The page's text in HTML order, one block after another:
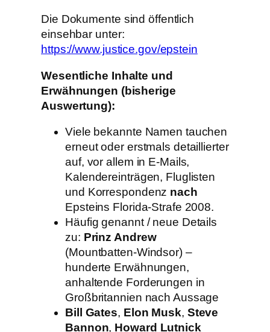
Die Dokumente sind öffentlich
einsehbar unter:
https://www.justice.gov/epstein
Wesentliche Inhalte und
Erwähnungen (bisherige
Auswertung):
Viele bekannte Namen tauchen
erneut oder erstmals detaillierter
auf, vor allem in E-Mails,
Kalendereinträgen, Fluglisten
und Korrespondenz nach
Epsteins Florida-Strafe 2008.
Häufig genannt / neue Details
zu: Prinz Andrew
(Mountbatten-Windsor) –
hunderte Erwähnungen,
anhaltende Forderungen in
Großbritannien nach Aussage
Bill Gates, Elon Musk, Steve
Bannon, Howard Lutnick